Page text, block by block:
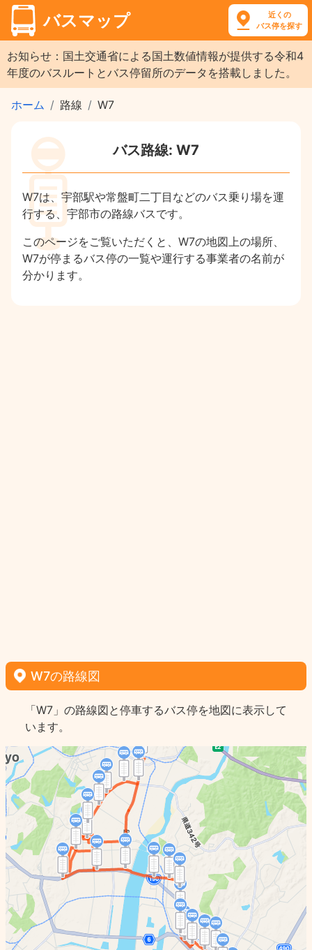
バスマップ
近くの
バス停を探す
お知らせ：国土交通省による国土数値情報が提供する令和4
年度のバスルートとバス停留所のデータを搭載しました。
ホーム 路線 W7
バス路線: W7
W7は、宇部駅や常盤町二丁目などのバス乗り場を運
行する、宇部市の路線バスです。
このページをご覧いただくと、W7の地図上の場所、
W7が停まるバス停の一覧や運行する事業者の名前が
分かります。
W7の路線図
「W7」の路線図と停車するバス停を地図に表示して
います。